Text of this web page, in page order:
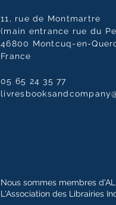
11, rue de Montmartre
(main entrance rue du
46800 Montcuq-en-
France
05 65 24 35 77
Nous sommes membres
L'Association des Librairies